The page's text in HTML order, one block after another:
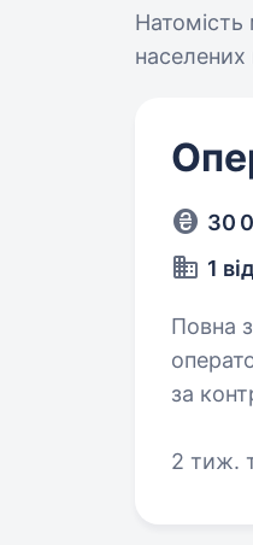
Натомість
населених
30
1
Повна зайнятість. В
за
2 тиж.